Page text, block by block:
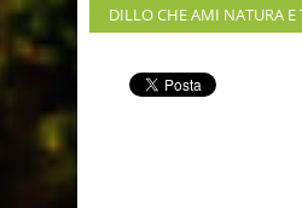
DILLO CHE AMI NATURA E